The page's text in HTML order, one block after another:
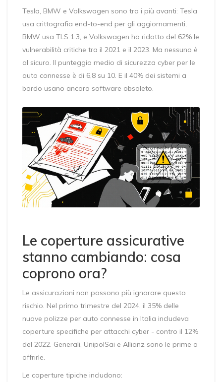
Tesla, BMW e Volkswagen sono tra i più avanti: Tesla
usa crittografia end-to-end per gli aggiornamenti,
BMW usa TLS 1.3, e Volkswagen ha ridotto del 62% le
vulnerabilità critiche tra il 2021 e il 2023. Ma nessuno è
al sicuro. Il punteggio medio di sicurezza cyber per le
auto connesse è di 6,8 su 10. E il 40% dei sistemi a
bordo usano ancora software obsoleto.
Le coperture assicurative
stanno cambiando: cosa
coprono ora?
Le assicurazioni non possono più ignorare questo
rischio. Nel primo trimestre del 2024, il 35% delle
nuove polizze per auto connesse in Italia includeva
coperture specifiche per attacchi cyber - contro il 12%
del 2022. Generali, UnipolSai e Allianz sono le prime a
offrirle.
Le coperture tipiche includono: